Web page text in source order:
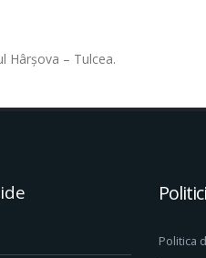
Hârșova – Tulcea.
Politica